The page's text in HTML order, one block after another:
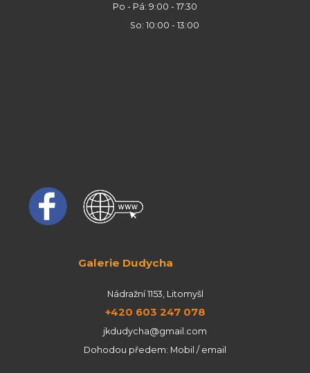
Po - Pá: 9:00 - 17:30
So: 10:00 - 13:00
Galerie Dudycha
Nádražní 1153, Litomyšl
+420 603 247 078
jkdudycha@gmail.com
Dohodou předem: Mobil / email